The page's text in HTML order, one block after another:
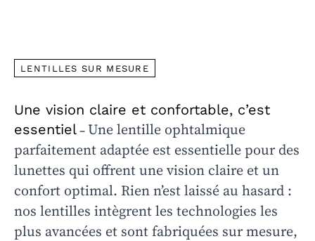
LENTILLES SUR MESURE
Une vision claire et confortable, c’est
essentiel– Une lentille ophtalmique
parfaitement adaptée est essentielle pour des
lunettes qui offrent une vision claire et un
confort optimal. Rien n’est laissé au hasard :
nos lentilles intègrent les technologies les
plus avancées et sont fabriquées sur mesure,